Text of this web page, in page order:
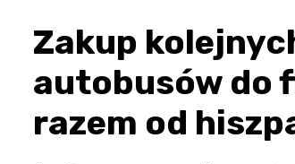
Zakup
autobusów do
razem od